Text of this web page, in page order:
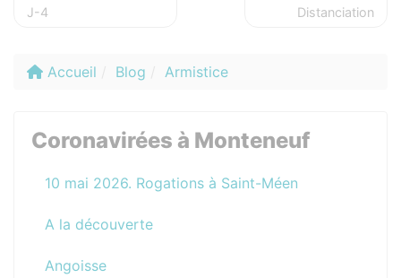
J-4 Distanciation
Accueil Blog Armistice
Coronavirées à Monteneuf
10 mai 2026. Rogations à Saint-Méen
A la découverte
Angoisse